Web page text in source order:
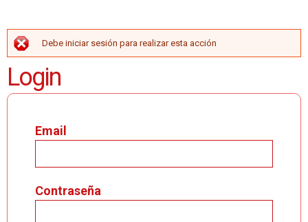
MENSAJE DE ERROR
Debe iniciar sesión para realizar esta acción
Login
Email
Contraseña